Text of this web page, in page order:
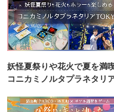
妖怪夏祭りや花火で夏を満
コニカミノルタプラネタリ